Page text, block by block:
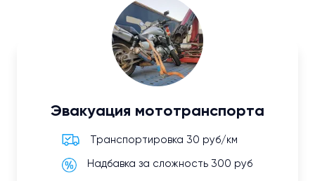
Эвакуация мототранспорта
Транспортировка 30 руб/км
Надбавка за сложность 300 руб